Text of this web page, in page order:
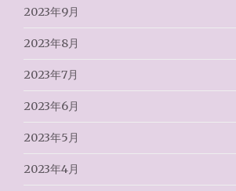
2023年9月
2023年8月
2023年7月
2023年6月
2023年5月
2023年4月